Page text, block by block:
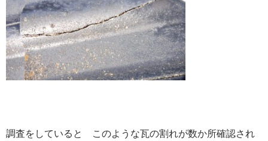
調査をしていると このような瓦の割れが数か所確認され